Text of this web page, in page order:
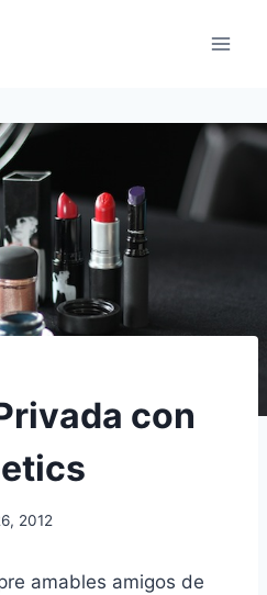
con
2012
amables amigos de